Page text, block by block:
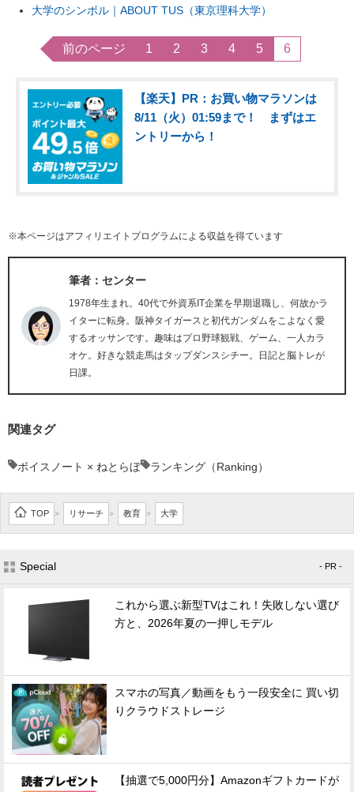
大学のシンボル｜ABOUT TUS（東京理科大学）
前のページ 1 2 3 4 5 6
【楽天】PR：お買い物マラソンは
8/11（火）01:59まで！ まずはエ
ントリーから！
※本ページはアフィリエイトプログラムによる収益を得ています
筆者：センター
1978年生まれ。40代で外資系IT企業を早期退職し、何故かラ
イターに転身。阪神タイガースと初代ガンダムをこよなく愛
するオッサンです。趣味はプロ野球観戦、ゲーム、一人カラ
オケ。好きな競走馬はタップダンスシチー。日記と脳トレが
日課。
関連タグ
ボイスノート × ねとらぼ ランキング（Ranking）
TOP > リサーチ > 教育 > 大学
Special - PR -
これから選ぶ新型TVはこれ！失敗しない選び
方と、2026年夏の一押しモデル
スマホの写真／動画をもう一段安全に 買い切
りクラウドストレージ
【抽選で5,000円分】Amazonギフトカードが